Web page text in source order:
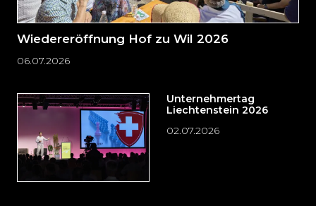
Wiedereröffnung Hof zu Wil 2026
06.07.2026
Unternehmertag
Liechtenstein 2026
02.07.2026